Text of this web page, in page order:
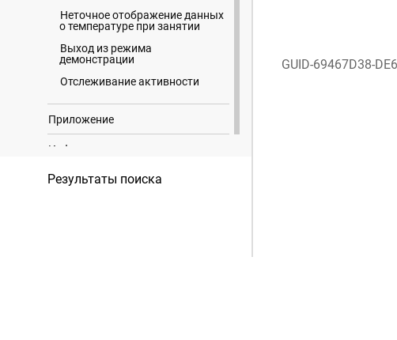
Неточное отображение данных
о температуре при занятии
Выход из режима
демонстрации
Отслеживание активности
Приложение
Информация о товарных знаках
Результаты поиска
GUID-69467D38-